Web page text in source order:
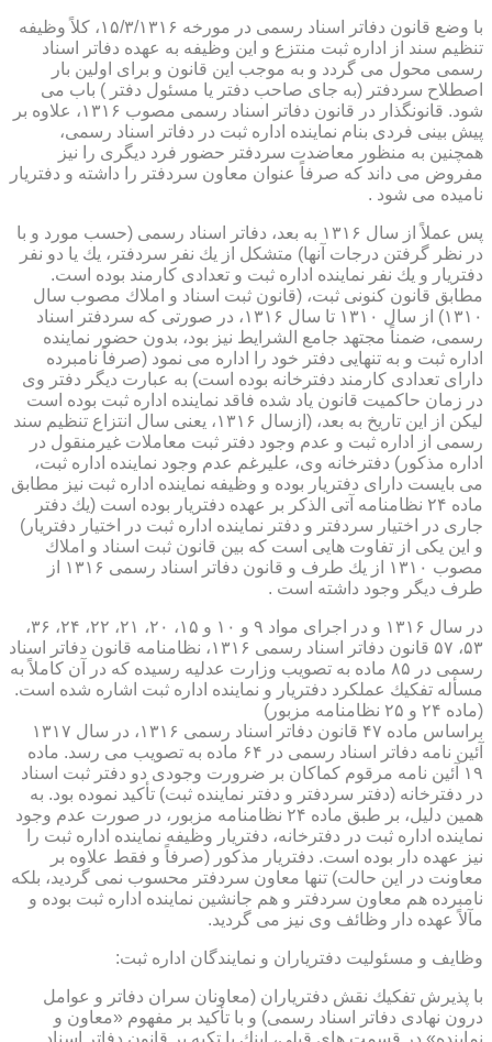
با وضع قانون دفاتر اسناد رسمی در مورخه ۱۵/۳/۱۳۱۶، كلاً وظیفه
تنظیم سند از اداره ثبت منتزع و این وظیفه به عهده دفاتر اسناد
رسمی محول می گردد و به موجب این قانون و برای اولین بار
اصطلاح سردفتر (به جای صاحب دفتر یا مسئول دفتر ) باب می
شود. قانونگذار در قانون دفاتر اسناد رسمی مصوب ۱۳۱۶، علاوه بر
پیش بینی فردی بنام نماینده اداره ثبت در دفاتر اسناد رسمی،
همچنین به منظور معاضدت سردفتر حضور فرد دیگری را نیز
مفروض می داند كه صرفاً عنوان معاون سردفتر را داشته و دفتریار
نامیده می شود .
پس عملاً از سال ۱۳۱۶ به بعد، دفاتر اسناد رسمی (حسب مورد و با
در نظر گرفتن درجات آنها) متشكل از یك نفر سردفتر، یك یا دو نفر
دفتریار و یك نفر نماینده اداره ثبت و تعدادی كارمند بوده است.
مطابق قانون كنونی ثبت، (قانون ثبت اسناد و املاك مصوب سال
۱۳۱۰) از سال ۱۳۱۰ تا سال ۱۳۱۶، در صورتی كه سردفتر اسناد
رسمی، ضمناً مجتهد جامع الشرایط نیز بود، بدون حضور نماینده
اداره ثبت و به تنهایی دفتر خود را اداره می نمود (صرفاً نامبرده
دارای تعدادی كارمند دفترخانه بوده است) به عبارت دیگر دفتر وی
در زمان حاكمیت قانون یاد شده فاقد نماینده اداره ثبت بوده است
لیكن از این تاریخ به بعد، (ازسال ۱۳۱۶، یعنی سال انتزاع تنظیم سند
رسمی از اداره ثبت و عدم وجود دفتر ثبت معاملات غیرمنقول در
اداره مذكور) دفترخانه وی، علیرغم عدم وجود نماینده اداره ثبت،
می بایست دارای دفتریار بوده و وظیفه نماینده اداره ثبت نیز مطابق
ماده ۲۴ نظامنامه آتی الذكر بر عهده دفتریار بوده است (یك دفتر
جاری در اختیار سردفتر و دفتر نماینده اداره ثبت در اختیار دفتریار)
و این یكی از تفاوت هایی است كه بین قانون ثبت اسناد و املاك
مصوب ۱۳۱۰ از یك طرف و قانون دفاتر اسناد رسمی ۱۳۱۶ از
طرف دیگر وجود داشته است .
در سال ۱۳۱۶ و در اجرای مواد ۹ و ۱۰ و ۱۵، ۲۰، ۲۱، ۲۲، ۲۴، ۳۶،
۵۳، ۵۷ قانون دفاتر اسناد رسمی ۱۳۱۶، نظامنامه قانون دفاتر اسناد
رسمی در ۸۵ ماده به تصویب وزارت عدلیه رسیده كه در آن كاملاً به
مسأله تفكیك عملكرد دفتریار و نماینده اداره ثبت اشاره شده است.
(ماده ۲۴ و ۲۵ نظامنامه مزبور)
براساس ماده ۴۷ قانون دفاتر اسناد رسمی ۱۳۱۶، در سال ۱۳۱۷
آئین نامه دفاتر اسناد رسمی در ۶۴ ماده به تصویب می رسد. ماده
۱۹ آئین نامه مرقوم كماكان بر ضرورت وجودی دو دفتر ثبت اسناد
در دفترخانه (دفتر سردفتر و دفتر نماینده ثبت) تأكید نموده بود. به
همین دلیل، بر طبق ماده ۲۴ نظامنامه مزبور، در صورت عدم وجود
نماینده اداره ثبت در دفترخانه، دفتریار وظیفه نماینده اداره ثبت را
نیز عهده دار بوده است. دفتریار مذكور (صرفاً و فقط علاوه بر
معاونت در این حالت) تنها معاون سردفتر محسوب نمی گردید، بلكه
نامبرده هم معاون سردفتر و هم جانشین نماینده اداره ثبت بوده و
مآلاً عهده دار وظائف وی نیز می گردید.
وظایف و مسئولیت دفتریاران و نمایندگان اداره ثبت:
با پذیرش تفكیك نقش دفتریاران (معاونان سران دفاتر و عوامل
درون نهادی دفاتر اسناد رسمی) و با تأكید بر مفهوم «معاون و